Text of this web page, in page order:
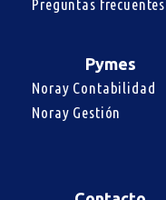
Preguntas frecuentes
Pymes
Noray Contabilidad
Noray Gestión